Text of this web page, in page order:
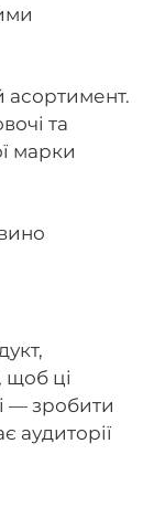
асортимент.
та
марки
щоб ці
— зробити
аудиторії